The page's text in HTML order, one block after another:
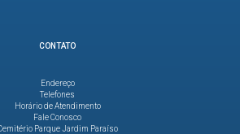
CONTATO
Endereço
Telefones
Horário de Atendimento
Fale Conosco
Parque Jardim Paraíso